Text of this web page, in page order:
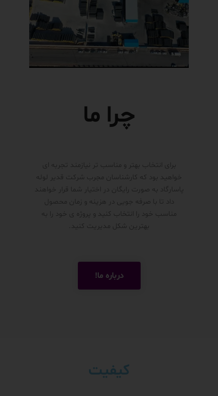
چرا ما
برای انتخاب بهتر و مناسب تر نیازمند تجربه ای
خواهید بود که کارشناسان مجرب شرکت قدیر لوله
پاسارگاد به صورت رایگان در اختیار شما قرار خواهند
داد تا با صرفه جویی در هزینه و زمان محصول
مناسب خود را انتخاب کنید و پروژه ی خود را به
بهترین شکل مدیریت کنید.
درباره ما!
کیفیت